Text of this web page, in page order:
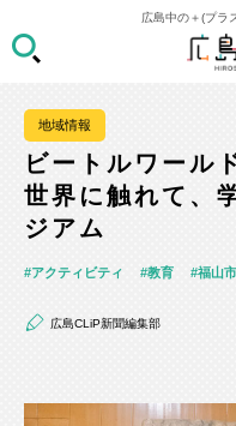
広島中の＋(プラ
地域情報
ビートルワール
世界に触れて、
ジアム
アクティビティ 教育 福山市
広島CLiP新聞編集部